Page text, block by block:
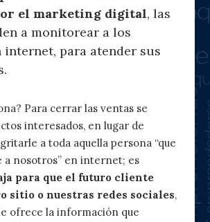
el marketing digital, las
a monitorear a los
internet, para atender sus
Para cerrar las ventas se
interesados, en lugar de
a toda aquella persona “que
a nosotros” en internet; es
para que el futuro cliente
sitio o nuestras redes sociales,
ofrece la información que